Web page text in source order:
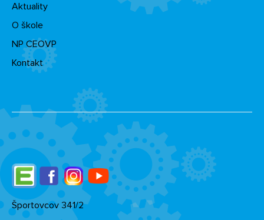
Aktuality
O škole
NP CEOVP
Kontakt
EdupageFacebookInstagramYouTube
Športovcov 341/2